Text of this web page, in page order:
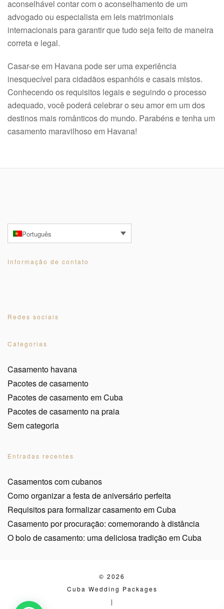
aconselhável contar com o aconselhamento de um
advogado ou especialista em leis matrimoniais
internacionais para garantir que tudo seja feito de maneira
correta e legal.
Casar-se em Havana pode ser uma experiência
inesquecível para cidadãos espanhóis e casais mistos.
Conhecendo os requisitos legais e seguindo o processo
adequado, você poderá celebrar o seu amor em um dos
destinos mais românticos do mundo. Parabéns e tenha um
casamento maravilhoso em Havana!
Português
Informação de contato
Redes sociais
Categorias
Casamento havana
Pacotes de casamento
Pacotes de casamento em Cuba
Pacotes de casamento na praia
Sem categoria
Entradas recentes
Casamentos com cubanos
Como organizar a festa de aniversário perfeita
Requisitos para formalizar casamento em Cuba
Casamento por procuração: comemorando à distância
O bolo de casamento: uma deliciosa tradição em Cuba
© 2026
Cuba Wedding Packages
|